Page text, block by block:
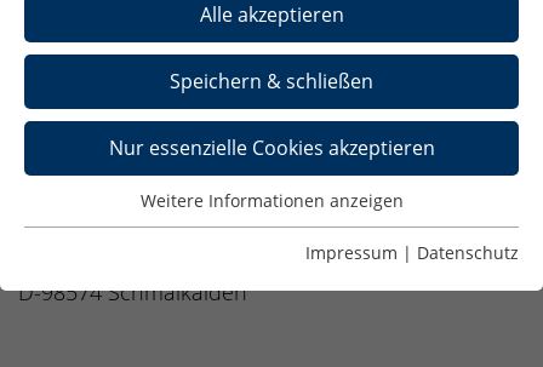
Alle akzeptieren
Speichern & schließen
Nur essenzielle Cookies akzeptieren
Weitere Informationen anzeigen
Impressum | Datenschutz
Zentrale Postanschrift der
Hochschule
Hochschule Schmalkalden
Blechhammer 4-9
98574 Schmalkalden
Hausadresse
Hochschule Schmalkalden
D-98574 Schmalkalden